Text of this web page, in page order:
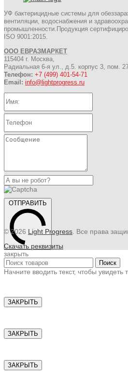
УФ бактерицидные системы для
вентиляции, водоснабжения и
промышленности.Продукция
ISO 9001:2015.
ООО ЕВРАЗМАРКЕТ
115404 г. Москва,
Радиальная 6-я ул., д.5. корпус 3, пом.
Телефон: +7 (499) 401-54-71
Email: info@lightprogress.ru
ОТПРАВИТЬ
© 2026 Light Progress . Все права
Скачать реквизиты
закрыть
Поиск
Начните вводить текст, чтобы
ЗАКРЫТЬ
ЗАКРЫТЬ
ЗАКРЫТЬ